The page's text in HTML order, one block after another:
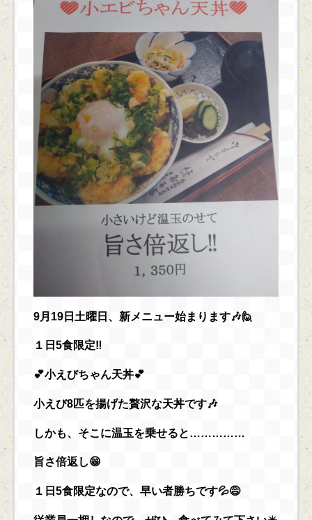
9月19日土曜日、新メニュー始まります🎶🙋
１日5食限定‼️
💕小えびちゃん天丼💕
小えび8匹を揚げた贅沢な天丼です🎶
しかも、そこに温玉を乗せると……………
旨さ倍返し😁
１日5食限定なので、早い者勝ちです💦😅